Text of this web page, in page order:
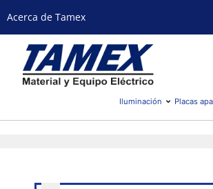
Acerca de Tamex
Iluminación Placas